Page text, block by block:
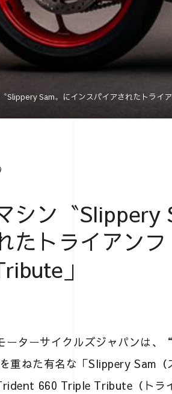
Slippery Sam〟にインスパイアされたトライ
シン〝Slippery
たトライアン
」
ーターサイクルズジャパンは
重ねた有名な「Slippery Sam
660 Triple Tribute（トラ